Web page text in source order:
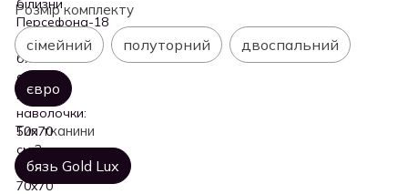
Розмір комплекту
сімейний полуторний двоспальний
євро
Тип тканини
бязь Gold Lux